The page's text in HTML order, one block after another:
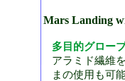
Mars Landing
多目的グロー
アラミド繊維
まの使用も可